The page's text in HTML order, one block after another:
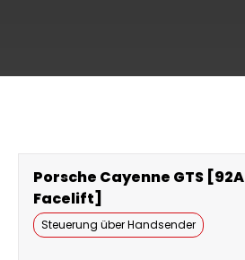
Porsche Cayenne GTS [92A
Facelift]
Steuerung über Handsender